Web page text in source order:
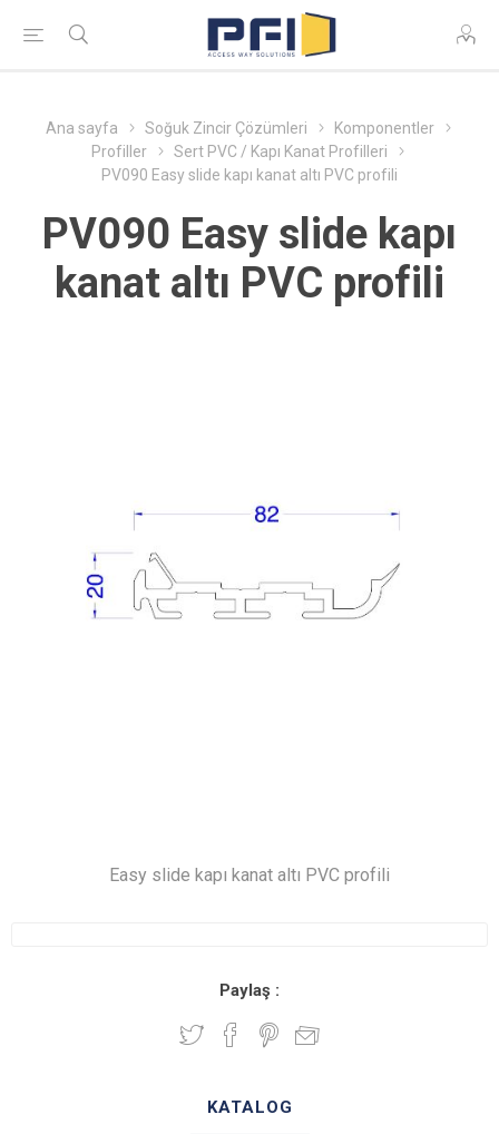
Ana sayfa Soğuk Zincir Çözümleri
Komponentler
Profiller
Sert PVC / Kapı Kanat Profilleri
PV090 Easy slide kapı kanat altı PVC profili
PV090 Easy slide kapı
kanat altı PVC profili
Easy slide kapı kanat altı PVC profili
Paylaş :
KATALOG